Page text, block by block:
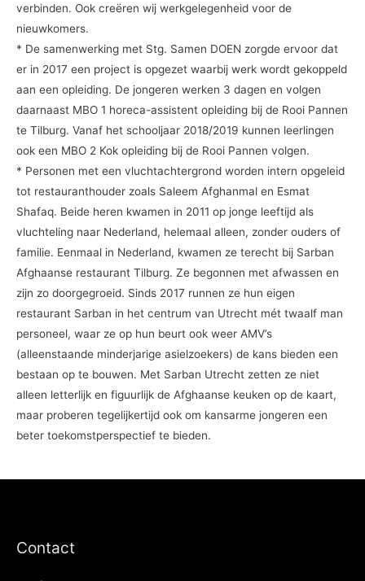
verbinden. Ook creëren wij werkgelegenheid voor de
nieuwkomers.
* De samenwerking met Stg. Samen DOEN zorgde ervoor dat
er in 2017 een project is opgezet waarbij werk wordt gekoppeld
aan een opleiding. De jongeren werken 3 dagen en volgen
daarnaast MBO 1 horeca-assistent opleiding bij de Rooi Pannen
te Tilburg. Vanaf het schooljaar 2018/2019 kunnen leerlingen
ook een MBO 2 Kok opleiding bij de Rooi Pannen volgen.
* Personen met een vluchtachtergrond worden intern opgeleid
tot restauranthouder zoals Saleem Afghanmal en Esmat
Shafaq. Beide heren kwamen in 2011 op jonge leeftijd als
vluchteling naar Nederland, helemaal alleen, zonder ouders of
familie. Eenmaal in Nederland, kwamen ze terecht bij Sarban
Afghaanse restaurant Tilburg. Ze begonnen met afwassen en
zijn zo doorgegroeid. Sinds 2017 runnen ze hun eigen
restaurant Sarban in het centrum van Utrecht mét twaalf man
personeel, waar ze op hun beurt ook weer AMV’s
(alleenstaande minderjarige asielzoekers) de kans bieden een
bestaan op te bouwen. Met Sarban Utrecht zetten ze niet
alleen letterlijk en figuurlijk de Afghaanse keuken op de kaart,
maar proberen tegelijkertijd ook om kansarme jongeren een
beter toekomstperspectief te bieden.
Contact